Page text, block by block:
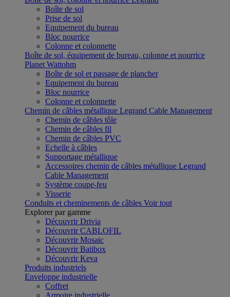
Boîte de sol
Prise de sol
Equipement du bureau
Bloc nourrice
Colonne et colonnette
Boîte de sol, équipement de bureau, colonne et nourrice
Planet Wattohm
Boîte de sol et passage de plancher
Equipement du bureau
Bloc nourrice
Colonne et colonnette
Chemin de câbles métallique Legrand Cable Management
Chemin de câbles tôle
Chemin de câbles fil
Chemin de câbles PVC
Echelle à câbles
Supportage métallique
Accessoires chemin de câbles métallique Legrand
Cable Management
Système coupe-feu
Visserie
Conduits et cheminements de câbles Voir tout
Explorer par gamme
Découvrir Drivia
Découvrir CABLOFIL
Découvrir Mosaic
Découvrir Batibox
Découvrir Keva
Produits industriels
Enveloppe industrielle
Coffret
Armoire industrielle